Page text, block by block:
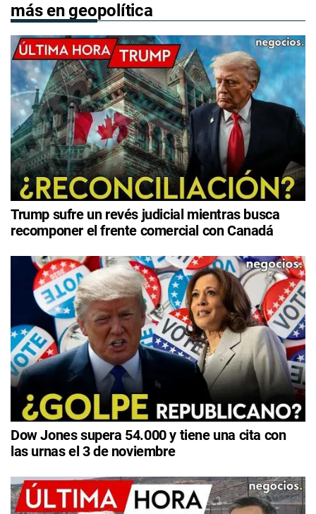
más en geopolítica
Trump sufre un revés judicial mientras busca
recomponer el frente comercial con Canadá
Dow Jones supera 54.000 y tiene una cita con
las urnas el 3 de noviembre